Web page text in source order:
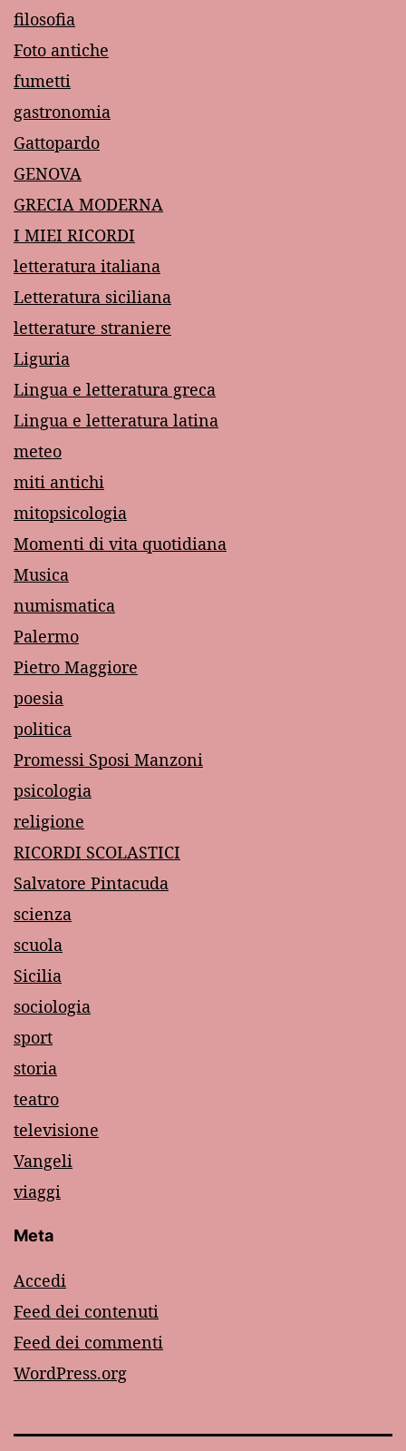
filosofia
Foto antiche
fumetti
gastronomia
Gattopardo
GENOVA
GRECIA MODERNA
I MIEI RICORDI
letteratura italiana
Letteratura siciliana
letterature straniere
Liguria
Lingua e letteratura greca
Lingua e letteratura latina
meteo
miti antichi
mitopsicologia
Momenti di vita quotidiana
Musica
numismatica
Palermo
Pietro Maggiore
poesia
politica
Promessi Sposi Manzoni
psicologia
religione
RICORDI SCOLASTICI
Salvatore Pintacuda
scienza
scuola
Sicilia
sociologia
sport
storia
teatro
televisione
Vangeli
viaggi
Meta
Accedi
Feed dei contenuti
Feed dei commenti
WordPress.org